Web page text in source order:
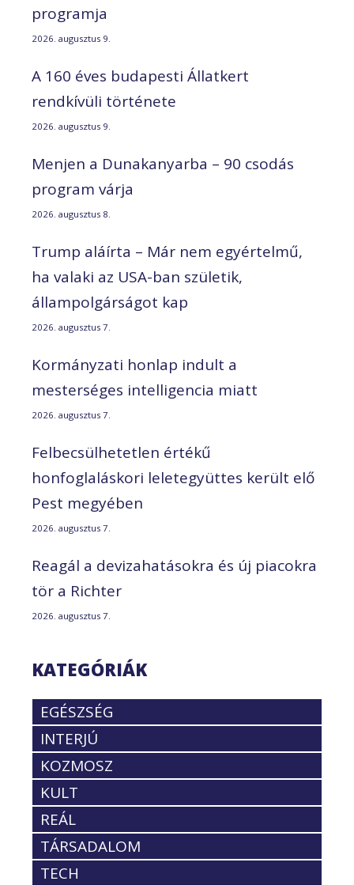
programja
2026. augusztus 9.
A 160 éves budapesti Állatkert
rendkívüli története
2026. augusztus 9.
Menjen a Dunakanyarba – 90 csodás
program várja
2026. augusztus 8.
Trump aláírta – Már nem egyértelmű,
ha valaki az USA-ban születik,
állampolgárságot kap
2026. augusztus 7.
Kormányzati honlap indult a
mesterséges intelligencia miatt
2026. augusztus 7.
Felbecsülhetetlen értékű
honfoglaláskori leletegyüttes került elő
Pest megyében
2026. augusztus 7.
Reagál a devizahatásokra és új piacokra
tör a Richter
2026. augusztus 7.
KATEGÓRIÁK
EGÉSZSÉG
INTERJÚ
KOZMOSZ
KULT
REÁL
TÁRSADALOM
TECH